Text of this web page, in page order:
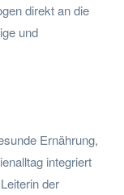
direkt an die
und
Ernährung,
integriert
der